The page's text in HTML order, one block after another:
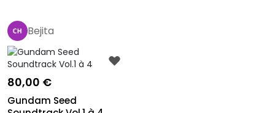
Bejita
80,00 €
Gundam Seed